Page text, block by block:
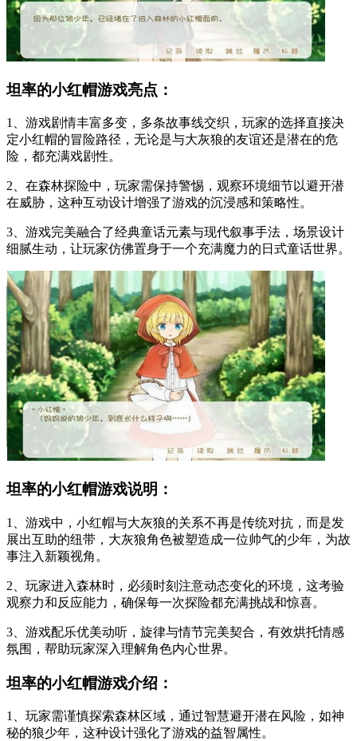
坦率的小红帽游戏亮点：
1、游戏剧情丰富多变，多条故事线交织，玩家的选择直接决
定小红帽的冒险路径，无论是与大灰狼的友谊还是潜在的危
险，都充满戏剧性。
2、在森林探险中，玩家需保持警惕，观察环境细节以避开潜
在威胁，这种互动设计增强了游戏的沉浸感和策略性。
3、游戏完美融合了经典童话元素与现代叙事手法，场景设计
细腻生动，让玩家仿佛置身于一个充满魔力的日式童话世界。
坦率的小红帽游戏说明：
1、游戏中，小红帽与大灰狼的关系不再是传统对抗，而是发
展出互助的纽带，大灰狼角色被塑造成一位帅气的少年，为故
事注入新颖视角。
2、玩家进入森林时，必须时刻注意动态变化的环境，这考验
观察力和反应能力，确保每一次探险都充满挑战和惊喜。
3、游戏配乐优美动听，旋律与情节完美契合，有效烘托情感
氛围，帮助玩家深入理解角色内心世界。
坦率的小红帽游戏介绍：
1、玩家需谨慎探索森林区域，通过智慧避开潜在风险，如神
秘的狼少年，这种设计强化了游戏的益智属性。